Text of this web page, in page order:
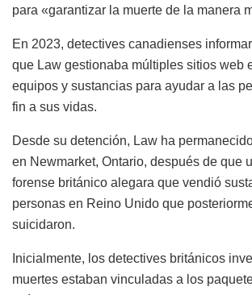
para «garantizar la muerte de la manera
En 2023, detectives canadienses
que Law gestionaba múltiples sitios web
equipos y sustancias para ayudar a las
fin a sus vidas.
Desde su detención, Law ha
en Newmarket, Ontario, después de que
forense británico alegara que vendió
personas en Reino Unido que
suicidaron.
Inicialmente, los detectives británicos
muertes estaban vinculadas a los